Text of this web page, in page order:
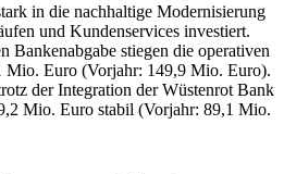
in die nachhaltige Modernisierung
und Kundenservices investiert.
Bankenabgabe stiegen die operativen
Mio. Euro (Vorjahr: 149,9 Mio. Euro).
der Integration der Wüstenrot Bank
Mio. Euro stabil (Vorjahr: 89,1 Mio.